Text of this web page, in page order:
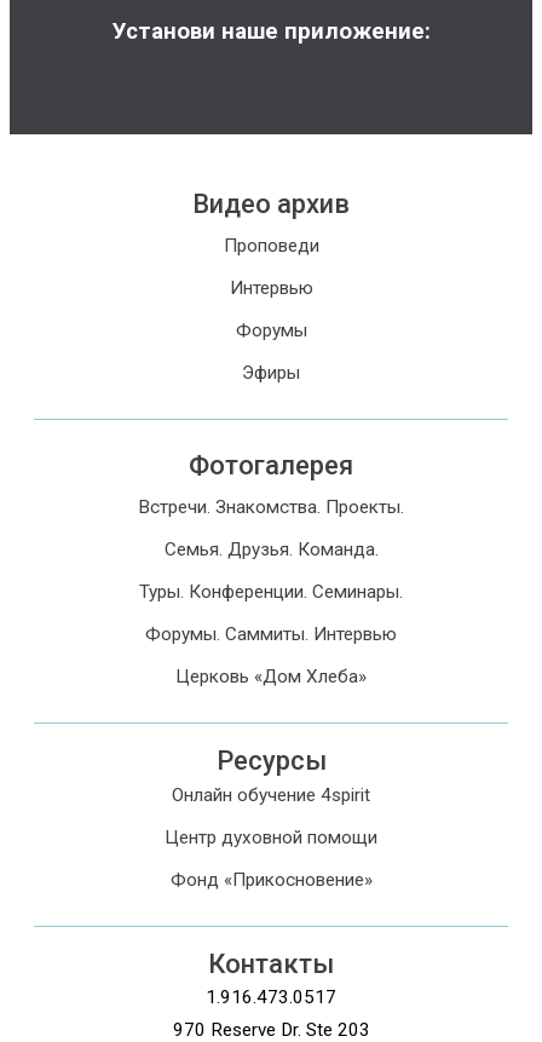
Установи наше приложение:
Видео архив
Проповеди
Интервью
Форумы
Эфиры
Фотогалерея
Встречи. Знакомства. Проекты.
Семья. Друзья. Команда.
Туры. Конференции. Семинары.
Форумы. Саммиты. Интервью
Церковь «Дом Хлеба»
Ресурсы
Онлайн обучение 4spirit
Центр духовной помощи
Фонд «Прикосновение»
Контакты
1.916.473.0517
970 Reserve Dr. Ste 203